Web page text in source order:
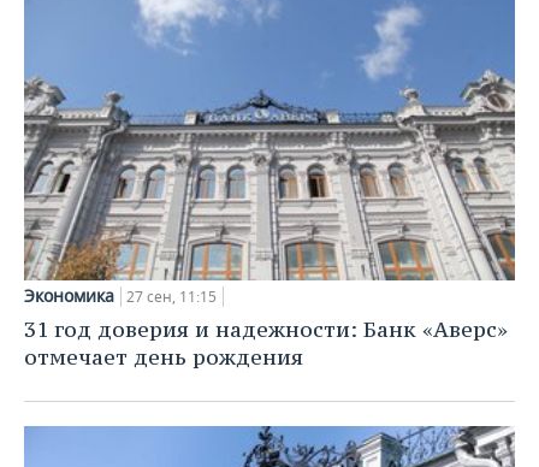
Экономика 27 сен, 11:15
31 год доверия и надежности: Банк «Аверс»
отмечает день рождения